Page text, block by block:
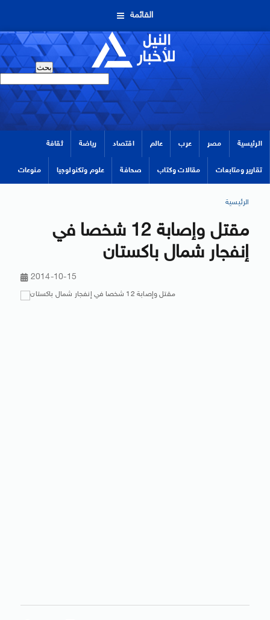
القائمة
الرئيسية مصر عرب عالم اقتصاد رياضة ثقافة
تقارير ومتابعات مقالات وكتاب صحافة علوم وتكنولوجيا منوعات
الرئيسية
مقتل وإصابة 12 شخصا في
إنفجار شمال باكستان
2014-10-15